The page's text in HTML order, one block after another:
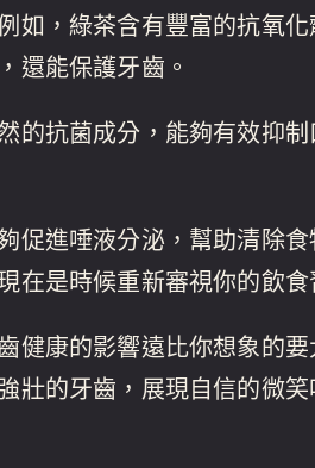
，綠茶含有豐富的抗氧
還能保護牙齒。
的抗菌成分，能夠有效抑
促進唾液分泌，幫助清除
在是時候重新審視你的飲食
康的影響遠比你想象的
壯的牙齒，展現自信的微笑